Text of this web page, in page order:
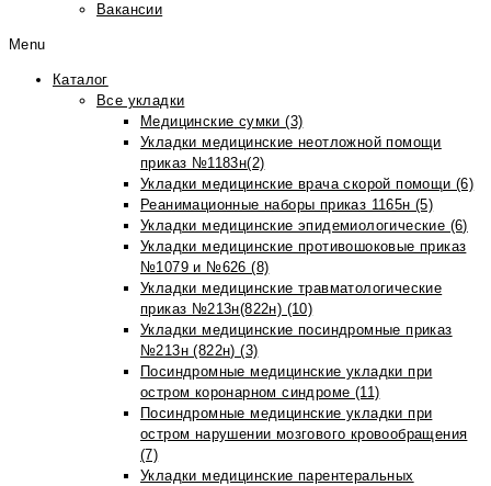
Вакансии
Menu
Каталог
Все укладки
Медицинские сумки (3)
Укладки медицинские неотложной помощи
приказ №1183н(2)
Укладки медицинские врача скорой помощи (6)
Реанимационные наборы приказ 1165н (5)
Укладки медицинские эпидемиологические (6)
Укладки медицинские противошоковые приказ
№1079 и №626 (8)
Укладки медицинские травматологические
приказ №213н(822н) (10)
Укладки медицинские посиндромные приказ
№213н (822н) (3)
Посиндромные медицинские укладки при
остром коронарном синдроме (11)
Посиндромные медицинские укладки при
остром нарушении мозгового кровообращения
(7)
Укладки медицинские парентеральных